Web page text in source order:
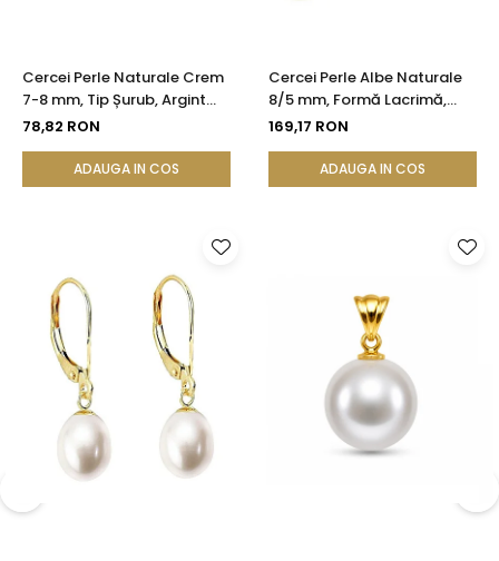
Cercei Perle Naturale Crem
7-8 mm, Tip Șurub, Argint
925 - Calitate AAA |
78,82 RON
ADAUGA IN COS
Cercei Perle Albe Naturale
8/5 mm, Formă Lacrimă,
Tortiță Închisă, Argint 925 |
169,17 RON
ADAUGA IN COS